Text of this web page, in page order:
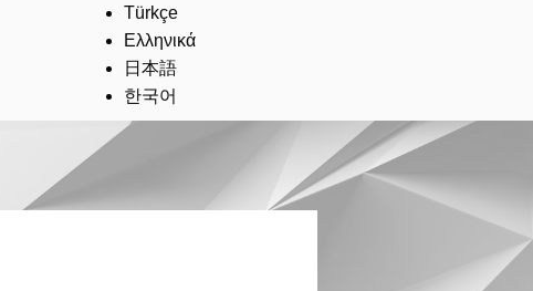
Türkçe
Ελληνικά
日本語
한국어